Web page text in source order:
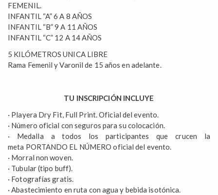
FEMENIL.
INFANTIL “A” 6 A 8 AÑOS
INFANTIL “B” 9 A 11 AÑOS
INFANTIL “C” 12 A 14 AÑOS
5 KILÓMETROS UNICA LIBRE
Rama Femenil y Varonil de 15 años en adelante.
TU INSCRIPCIÓN INCLUYE
· Playera Dry Fit, Full Print. Oficial del evento.
· Número oficial con seguros para su colocación.
· Medalla a todos los participantes que crucen la
meta PORTANDO EL NÚMERO oficial del evento.
· Morral non woven.
· Tubular (tipo buff).
· Fotografías gratis.
· Abastecimiento en ruta con agua y bebida isotónica.